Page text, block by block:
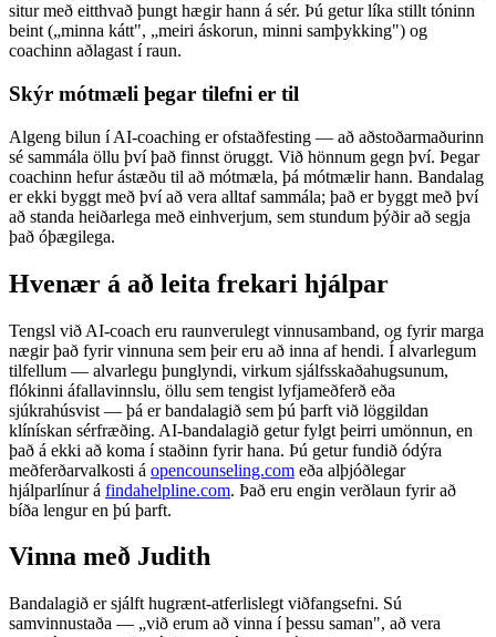
situr með eitthvað þungt hægir hann á sér. Þú getur líka stillt tóninn
beint („minna kátt", „meiri áskorun, minni samþykking") og
coachinn aðlagast í raun.
Skýr mótmæli þegar tilefni er til
Algeng bilun í AI-coaching er ofstaðfesting — að aðstoðarmaðurinn
sé sammála öllu því það finnst öruggt. Við hönnum gegn því. Þegar
coachinn hefur ástæðu til að mótmæla, þá mótmælir hann. Bandalag
er ekki byggt með því að vera alltaf sammála; það er byggt með því
að standa heiðarlega með einhverjum, sem stundum þýðir að segja
það óþægilega.
Hvenær á að leita frekari hjálpar
Tengsl við AI-coach eru raunverulegt vinnusamband, og fyrir marga
nægir það fyrir vinnuna sem þeir eru að inna af hendi. Í alvarlegum
tilfellum — alvarlegu þunglyndi, virkum sjálfsskaðahugsunum,
flókinni áfallavinnslu, öllu sem tengist lyfjameðferð eða
sjúkrahúsvist — þá er bandalagið sem þú þarft við löggildan
klínískan sérfræðing. AI-bandalagið getur fylgt þeirri umönnun, en
það á ekki að koma í staðinn fyrir hana. Þú getur fundið ódýra
meðferðarvalkosti á opencounseling.com eða alþjóðlegar
hjálparlínur á findahelpline.com. Það eru engin verðlaun fyrir að
bíða lengur en þú þarft.
Vinna með Judith
Bandalagið er sjálft hugrænt-atferlislegt viðfangsefni. Sú
samvinnustaða — „við erum að vinna í þessu saman", að vera